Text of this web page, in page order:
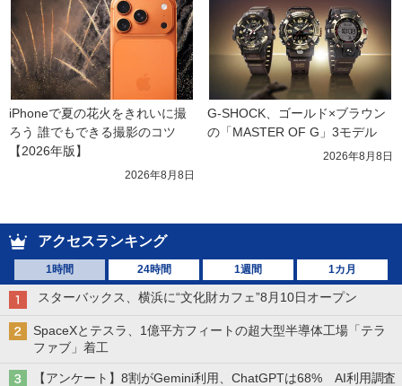
iPhoneで夏の花火をきれいに撮
ろう 誰でもできる撮影のコツ
【2026年版】
2026年8月8日
G-SHOCK、ゴールド×ブラウン
の「MASTER OF G」3モデル
2026年8月8日
アクセスランキング
1時間 24時間 1週間 1カ月
スターバックス、横浜に“文化財カフェ”8月10日オープン
SpaceXとテスラ、1億平方フィートの超大型半導体工場「テラ
ファブ」着工
【アンケート】8割がGemini利用、ChatGPTは68% AI利用調査